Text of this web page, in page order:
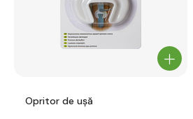
Opritor de ușă